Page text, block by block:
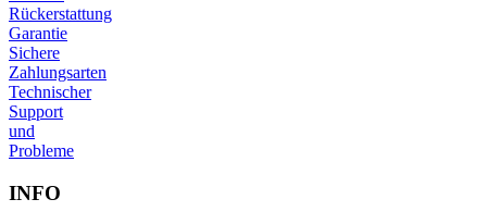
Rückerstattung
Garantie
Sichere
Zahlungsarten
Technischer
Support
und
Probleme
INFO